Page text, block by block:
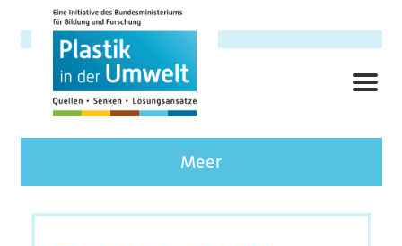
zum
Inhalt
ForschungsschwerpunktMeer